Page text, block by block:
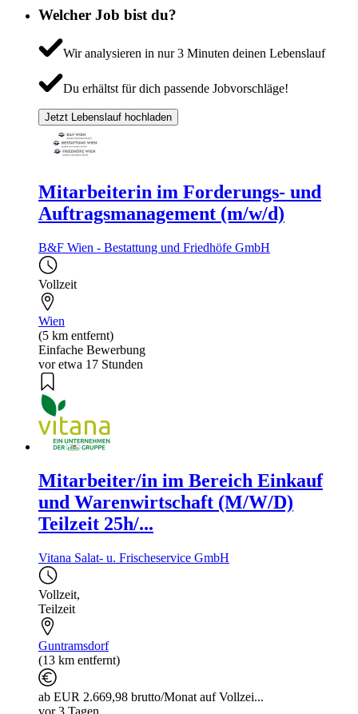
Welcher Job bist du?
Wir analysieren in nur 3 Minuten deinen Lebenslauf
Du erhältst für dich passende Jobvorschläge!
Jetzt Lebenslauf hochladen
Mitarbeiterin im Forderungs- und
Auftragsmanagement (m/w/d)
B&F Wien - Bestattung und Friedhöfe GmbH
Vollzeit
Wien
(5 km entfernt)
Einfache Bewerbung
vor etwa 17 Stunden
Mitarbeiter/in im Bereich Einkauf
und Warenwirtschaft (M/W/D)
Teilzeit 25h/...
Vitana Salat- u. Frischeservice GmbH
Vollzeit,
Teilzeit
Guntramsdorf
(13 km entfernt)
ab EUR 2.669,98 brutto/Monat auf Vollzei...
vor 3 Tagen